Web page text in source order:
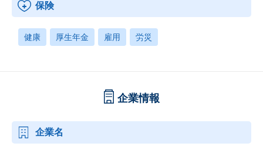
保険
健康 厚生年金 雇用 労災
企業情報
企業名